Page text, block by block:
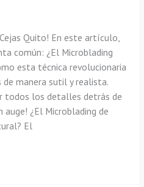
Quito! En este artículo,
común: ¿El Microblading
esta técnica revolucionaria
manera sutil y realista.
todos los detalles detrás de
¿El Microblading de
El